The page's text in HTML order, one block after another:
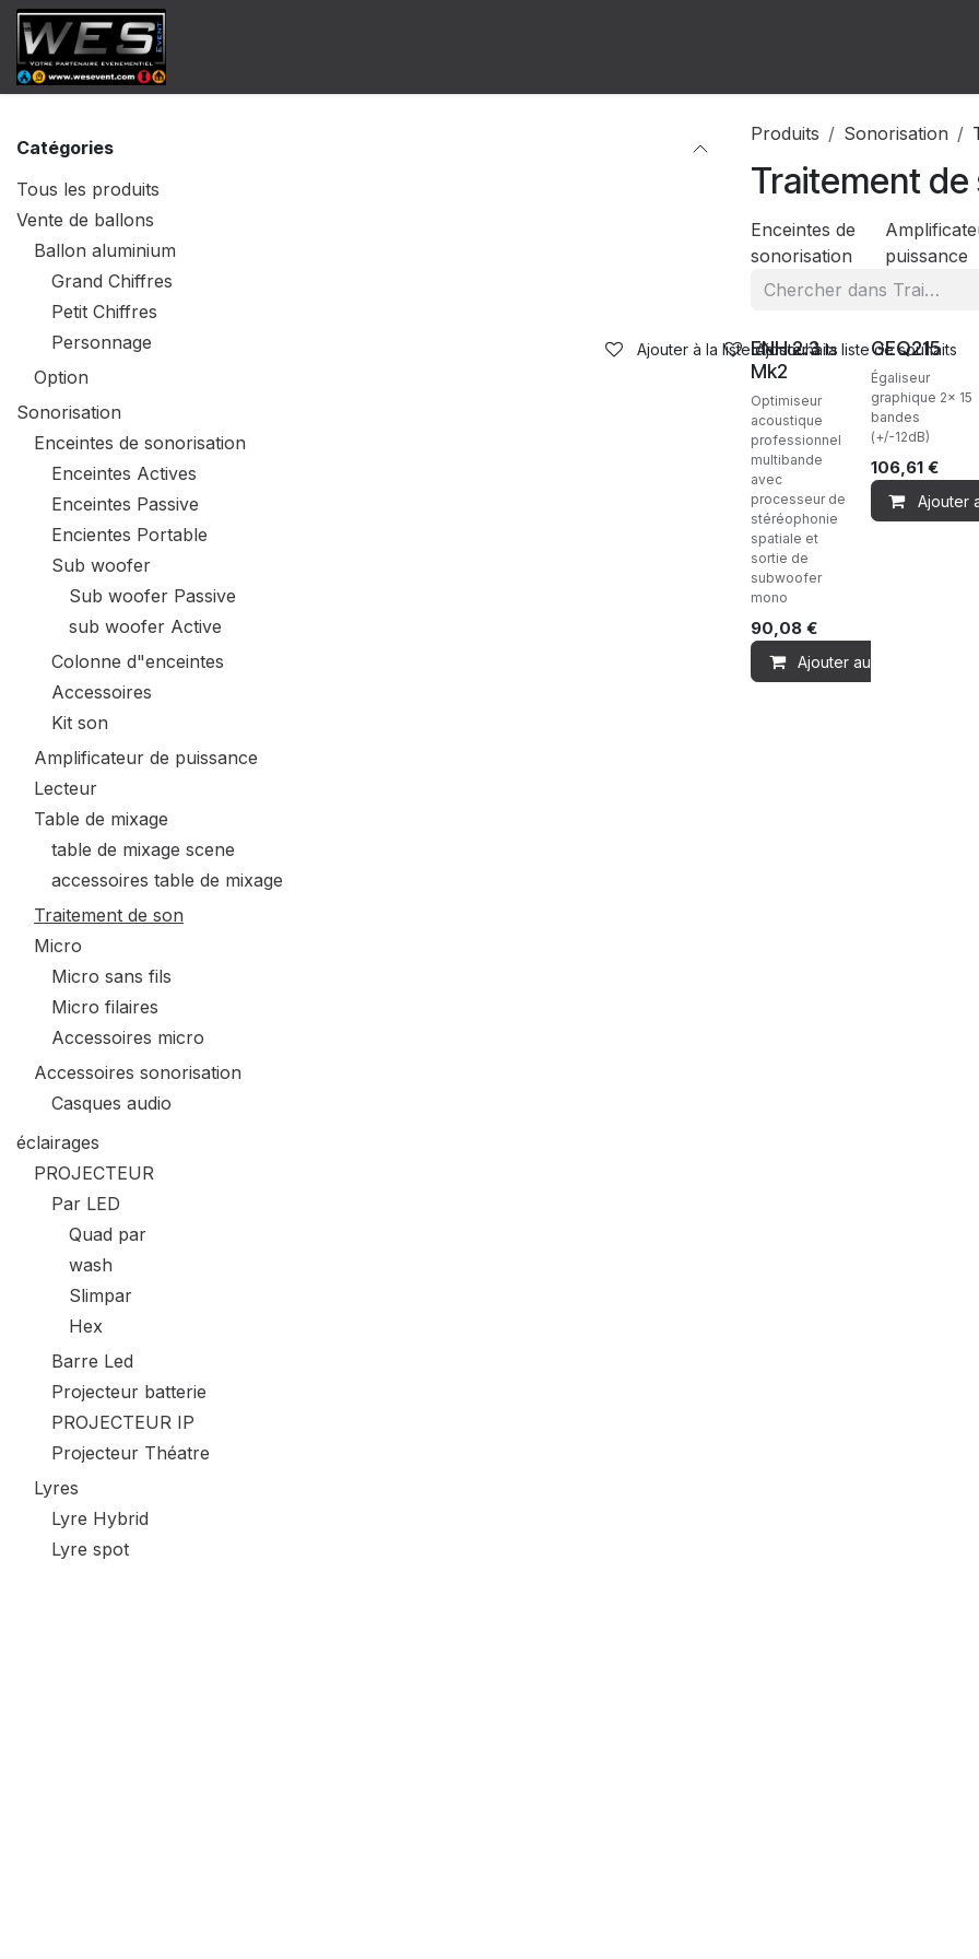
Se rendre au contenu
Catégories
Tous les produits
Vente de ballons
Ballon aluminium
Grand Chiffres
Petit Chiffres
Personnage
Option
Sonorisation
Enceintes de sonorisation
Enceintes Actives
Enceintes Passive
Encientes Portable
Sub woofer
Sub woofer Passive
sub woofer Active
Colonne d"enceintes
Accessoires
Kit son
Amplificateur de puissance
Lecteur
Table de mixage
table de mixage scene
accessoires table de mixage
Traitement de son
Micro
Micro sans fils
Micro filaires
Accessoires micro
Accessoires sonorisation
Casques audio
éclairages
PROJECTEUR
Par LED
Quad par
wash
Slimpar
Hex
Barre Led
Projecteur batterie
PROJECTEUR IP
Projecteur Théatre
Lyres
Lyre Hybrid
Lyre spot
Produits Sonorisation
Traitement de
Enceintes de
sonorisation
puissance
Ventes
ENH 2.3
Mk2
Optimiseur
acoustique
professionnel
multibande
avec
processeur de
stéréophonie
spatiale et
sortie de
subwoofer
mono
90,08 €
Ajouter au panier
Ajouter à la liste de souhaits GEQ215
Égaliseur
graphique 2x 15
bandes
(+/-12dB)
106,61€
Ajouter
Ajouter à la liste de souhaits